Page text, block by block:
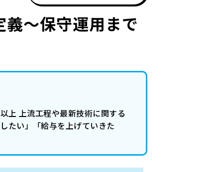
～保守運用まで
上 上流工程や最新技術に関する
たい」「給与を上げていきた